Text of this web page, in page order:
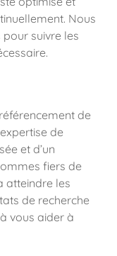
Nous
suivre les
de
de
et d’un
fiers de
atteindre les
de recherche
vous aider à